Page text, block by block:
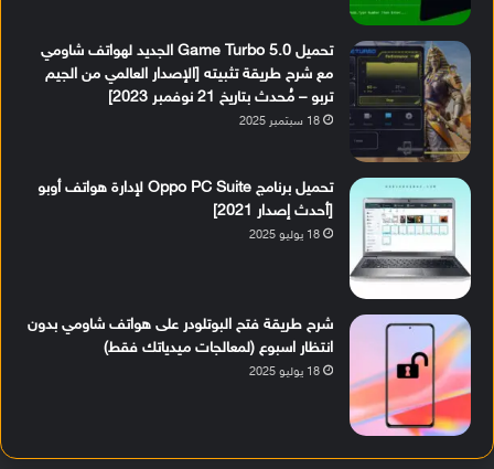
تحميل Game Turbo 5.0 الجديد لهواتف شاومي
مع شرح طريقة تثبيته [الإصدار العالمي من الجيم
تربو – مُحدث بتاريخ 21 نوفمبر 2023]
18 سبتمبر 2025
تحميل برنامج Oppo PC Suite لإدارة هواتف أوبو
[أحدث إصدار 2021]
18 يوليو 2025
شرح طريقة فتح البوتلودر على هواتف شاومي بدون
انتظار اسبوع (لمعالجات ميدياتك فقط)
18 يوليو 2025